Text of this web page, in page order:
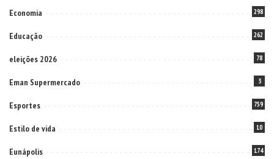
Economia 298
Educação 262
eleições 2026 78
Eman Supermercado 3
Esportes 759
Estilo de vida 10
Eunápolis 174